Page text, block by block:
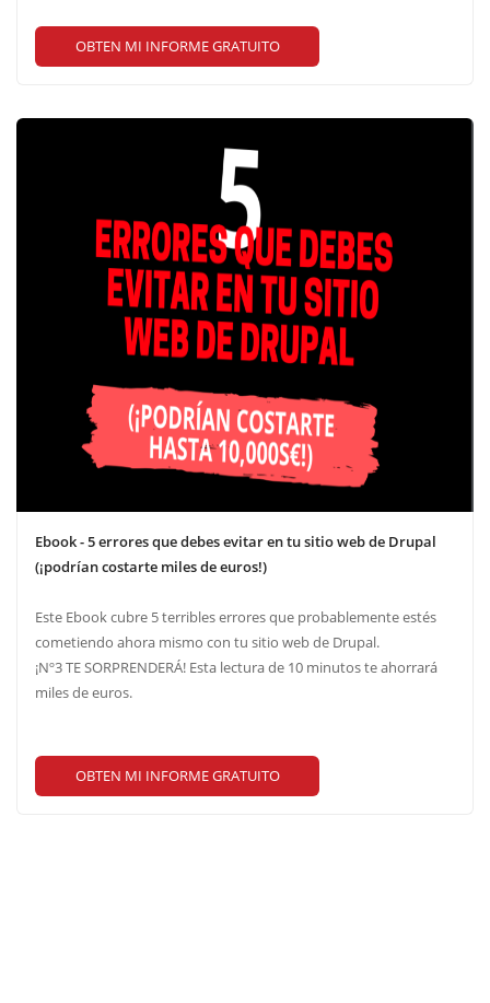
OBTEN MI INFORME GRATUITO
Ebook - 5 errores que debes evitar en tu sitio web de Drupal
(¡podrían costarte miles de euros!)
Este Ebook cubre 5 terribles errores que probablemente estés
cometiendo ahora mismo con tu sitio web de Drupal.
¡Nº3 TE SORPRENDERÁ! Esta lectura de 10 minutos te ahorrará
miles de euros.
OBTEN MI INFORME GRATUITO